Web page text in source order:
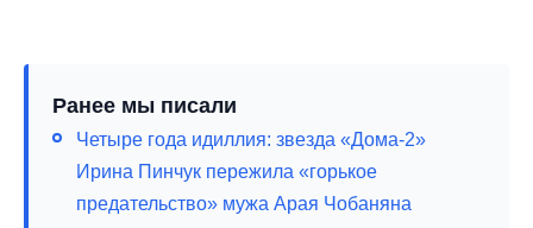
Ранее мы писали
Четыре года идиллия: звезда «Дома-2»
Ирина Пинчук пережила «горькое
предательство» мужа Арая Чобаняна